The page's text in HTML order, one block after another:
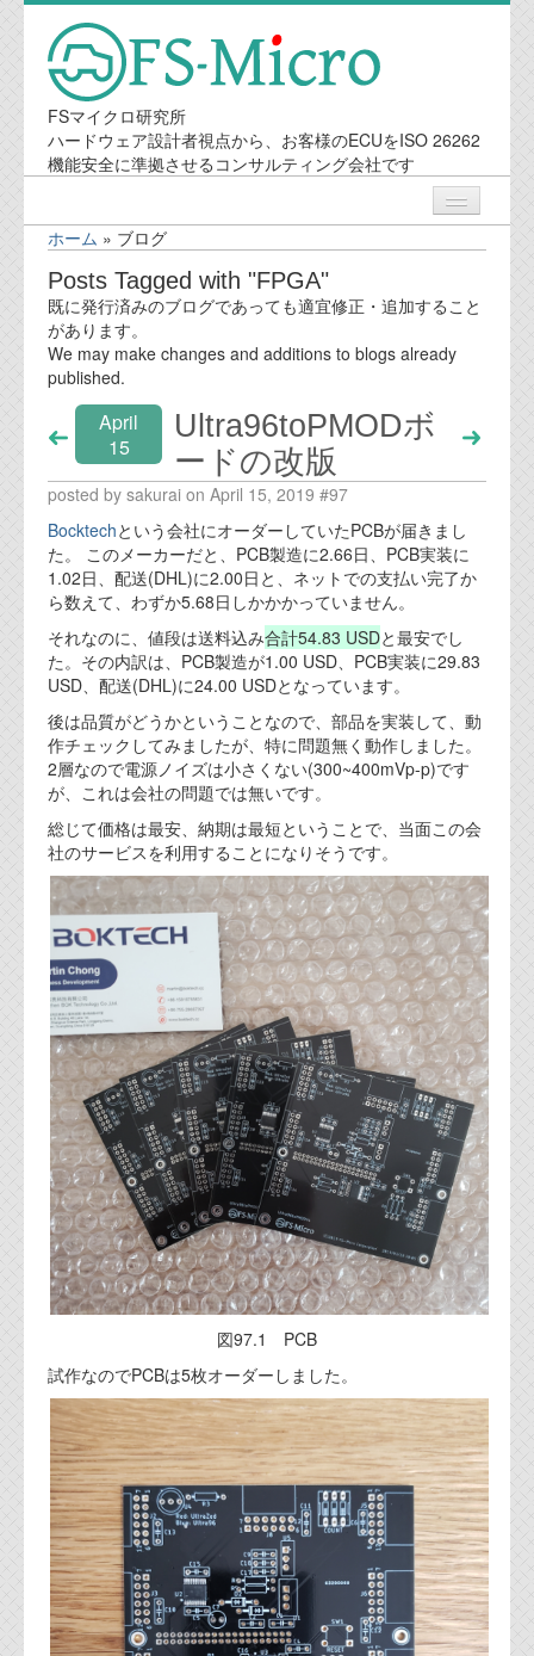
FSマイクロ研究所
ハードウェア設計者視点から、お客様のECUをISO 26262
機能安全に準拠させるコンサルティング会社です
ニュース
業務内容
会社案内
会社概要
代表ご挨拶
オフィス
実績
ブログ
機能安全ブログ
テクノロジ
外部投稿記事
ブログテーマ
技術文書
ご希望の方は、お問い合わせページから
資料閲覧パスワードをお問い合わせ頂き
ログインをお願い致します。アカウント
名は"opendocument"です。
機能安全用語集
設計用語集
オンラインショップ
FAQ
お問い合わせフォーム
ホーム » ブログ
Posts Tagged with "FPGA"
既に発行済みのブログであっても適宜修正・追加すること
があります。
We may make changes and additions to blogs already
published.
April
15
Ultra96toPMODボ
ードの改版
posted by sakurai on April 15, 2019 #97
Bocktechという会社にオーダーしていたPCBが届きまし
た。 このメーカーだと、PCB製造に2.66日、PCB実装に
1.02日、配送(DHL)に2.00日と、ネットでの支払い完了か
ら数えて、わずか5.68日しかかかっていません。
それなのに、値段は送料込み合計54.83 USDと最安でし
た。その内訳は、PCB製造が1.00 USD、PCB実装に29.83
USD、配送(DHL)に24.00 USDとなっています。
後は品質がどうかということなので、部品を実装して、動
作チェックしてみましたが、特に問題無く動作しました。
2層なので電源ノイズは小さくない(300~400mVp-p)です
が、これは会社の問題では無いです。
総じて価格は最安、納期は最短ということで、当面この会
社のサービスを利用することになりそうです。
図97.1 PCB
試作なのでPCBは5枚オーダーしました。